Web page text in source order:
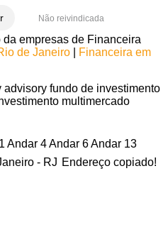
Não reivindicada
da empresas de Financeira
de Janeiro|
Financeira em
advisory fundo de investimento
multimercado
Andar 4 Andar 6 Andar 13
- RJ Endereço copiado!